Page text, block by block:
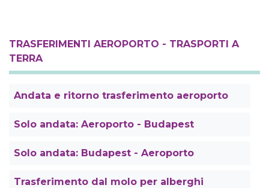
TRASFERIMENTI AEROPORTO - TRASPORTI A
TERRA
Andata e ritorno trasferimento aeroporto
Solo andata: Aeroporto - Budapest
Solo andata: Budapest - Aeroporto
Trasferimento dal molo per alberghi